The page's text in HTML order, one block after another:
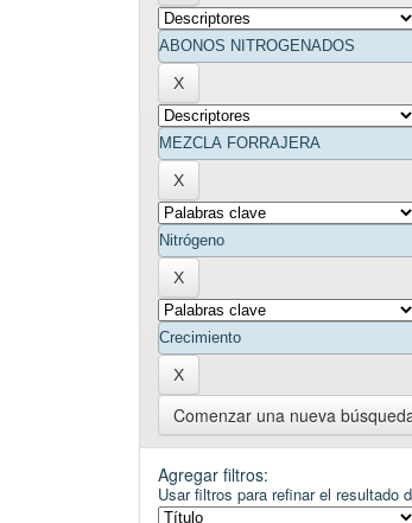
Comenzar una nueva
Agregar filtros:
Usar filtros para refinar el resultado